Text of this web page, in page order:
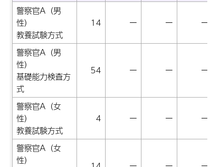
警察官A（男
性）
教養試験方式
14 ー ー ー
警察官A（男
性）
基礎能力検査方
式
54 ー ー ー
警察官A（女
性）
教養試験方式
4 ー ー ー
警察官A（女
性）